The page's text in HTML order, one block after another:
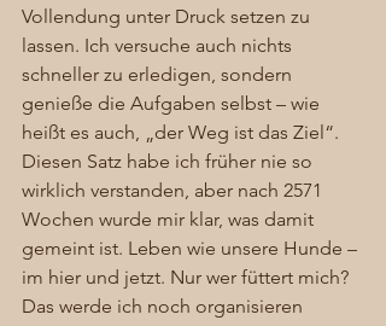
Vollendung unter Druck setzen zu
lassen. Ich versuche auch nichts
schneller zu erledigen, sondern
genieße die Aufgaben selbst – wie
heißt es auch, „der Weg ist das Ziel“.
Diesen Satz habe ich früher nie so
wirklich verstanden, aber nach 2571
Wochen wurde mir klar, was damit
gemeint ist. Leben wie unsere Hunde –
im hier und jetzt. Nur wer füttert mich?
Das werde ich noch organisieren